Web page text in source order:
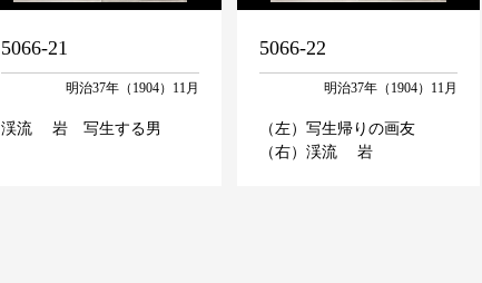
5066-21
明治37年（1904）11月
渓流 岩 写生する男
5066-22
明治37年（1904）11月
（左）写生帰りの画友
（右）渓流 岩